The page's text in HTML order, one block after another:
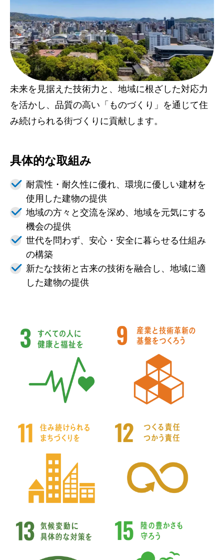
未来を見据えた技術力と、地域に根ざした対応力
を活かし、品質の高い「ものづくり」を通じて住
み続けられる街づくりに貢献します。
具体的な取組み
耐震性・耐久性に優れ、環境に優しい建材を
使用した建物の提供
地域の方々と交流を深め、地域を元気にする
機会の提供
世代を問わず、安心・安全に暮らせる仕組み
の構築
新たな技術と古来の技術を融合し、地域に適
した建物の提供